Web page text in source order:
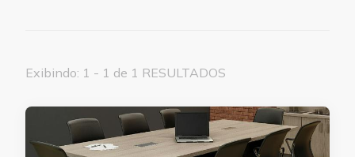
Exibindo: 1 - 1 de 1 RESULTADOS